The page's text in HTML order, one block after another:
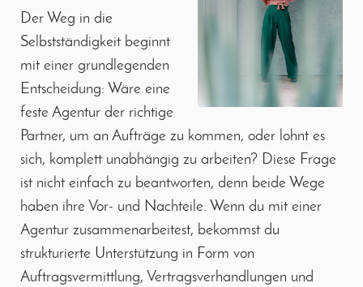
Der Weg in die
Selbstständigkeit beginnt
mit einer grundlegenden
Entscheidung: Wäre eine
feste Agentur der richtige
Partner, um an Aufträge zu kommen, oder lohnt es
sich, komplett unabhängig zu arbeiten? Diese Frage
ist nicht einfach zu beantworten, denn beide Wege
haben ihre Vor- und Nachteile. Wenn du mit einer
Agentur zusammenarbeitest, bekommst du
strukturierte Unterstützung in Form von
Auftragsvermittlung, Vertragsverhandlungen und